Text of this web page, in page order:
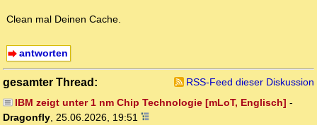
Clean mal Deinen Cache.
antworten
gesamter Thread:
RSS-Feed dieser Diskussion
IBM zeigt unter 1 nm Chip Technologie [mLoT, Englisch] -
Dragonfly, 25.06.2026, 19:51